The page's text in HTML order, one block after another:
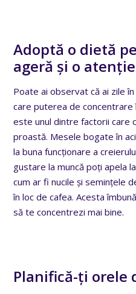
Adoptă o dietă
ageră și o
Poate ai observat că ai zile
care puterea de
este unul dintre factorii care
proastă. Mesele bogate în
la buna funcționare a
gustare la muncă poți apela
cum ar fi nucile și semințele
în loc de cafea. Acesta
să te concentrezi mai bine.
Planifică-ți orele